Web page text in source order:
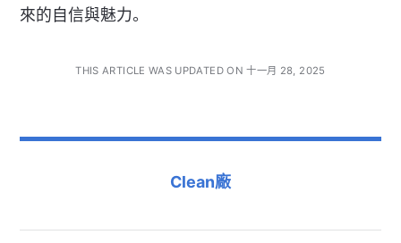
來的自信與魅力。
THIS ARTICLE WAS UPDATED ON 十一月 28, 2025
Clean廠